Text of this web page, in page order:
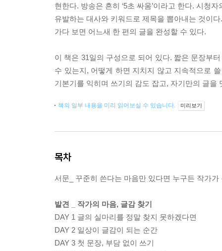
현한다. 방송은 흔히 ‘5초 싸움’이라고 한다. 시청
유발하는 대사와 키워드로 제목을 뽑아내는 것이
가다 보면 어느새 한 편의 글을 완성할 수 있다.
이 책은 31일의 구성으로 되어 있다. 짧은 문장부
수 있는지, 어떻게 하면 지치지 않고 지속적으로
기본기를 익히며 쓰기의 감도 잡고, 자기만의 글
책의 일부 내용을 미리 읽어보실 수 있습니다. 미리보기
목차
서문_ 꾸준히 쓴다는 마음만 있다면 누구든 작가가
발견 _ 작가의 마음, 글감 찾기
DAY 1 글의 실마리를 정말 찾지 못하겠다면
DAY 2 일상이 글감이 되는 순간
DAY 3 첫 문장, 부담 없이 쓰기